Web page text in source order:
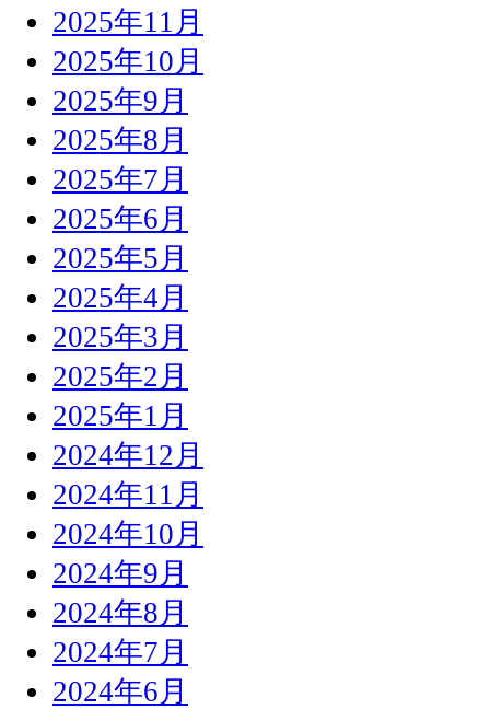
2025年11月
2025年10月
2025年9月
2025年8月
2025年7月
2025年6月
2025年5月
2025年4月
2025年3月
2025年2月
2025年1月
2024年12月
2024年11月
2024年10月
2024年9月
2024年8月
2024年7月
2024年6月